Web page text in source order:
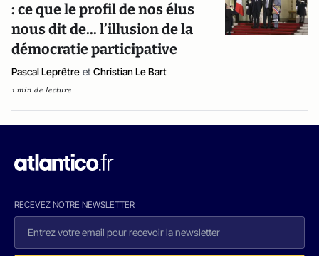
: ce que le profil de nos élus
nous dit de... l’illusion de la
démocratie participative
Pascal Leprêtre et Christian Le Bart
1 min de lecture
RECEVEZ NOTRE NEWSLETTER